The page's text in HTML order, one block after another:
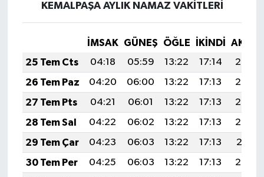
KEMALPAŞA AYLIK NAMAZ VAKITLERI
İMSAK GÜNEŞ ÖĞLE İKINDI
25 Tem Cts
04:18 05:59 13:22 17:14
20:35
26 Tem Paz
04:20 06:00 13:22 17:13
20:34
27 Tem Pts
04:21 06:01 13:22 17:13
20:33
28 Tem Sal
04:22 06:02 13:22 17:13
20:32
29 Tem Çar
04:23 06:03 13:22 17:13
20:31
30 Tem Per
04:25 06:03 13:22 17:13
20:30